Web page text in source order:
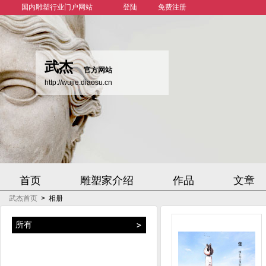
国内雕塑行业门户网站 登陆 免费注册
武杰
官方网站
http://wujie.diaosu.cn
首页 雕塑家介绍 作品 文章
武杰首页 > 相册
所有